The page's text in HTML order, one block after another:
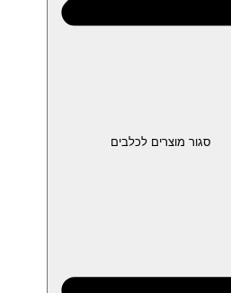
סגור מוצרים לכלבים